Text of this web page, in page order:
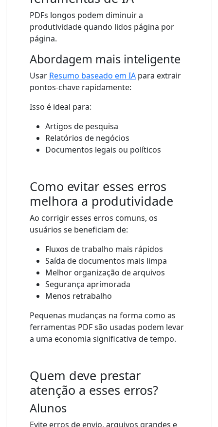
PDFs longos podem diminuir a
produtividade quando lidos página por
página.
Abordagem mais inteligente
Usar Resumo baseado em IA para extrair
pontos-chave rapidamente:
Isso é ideal para:
Artigos de pesquisa
Relatórios de negócios
Documentos legais ou políticos
Como evitar esses erros
melhora a produtividade
Ao corrigir esses erros comuns, os
usuários se beneficiam de:
Fluxos de trabalho mais rápidos
Saída de documentos mais limpa
Melhor organização de arquivos
Segurança aprimorada
Menos retrabalho
Pequenas mudanças na forma como as
ferramentas PDF são usadas podem levar
a uma economia significativa de tempo.
Quem deve prestar
atenção a esses erros?
Alunos
Evite erros de envio, arquivos grandes e